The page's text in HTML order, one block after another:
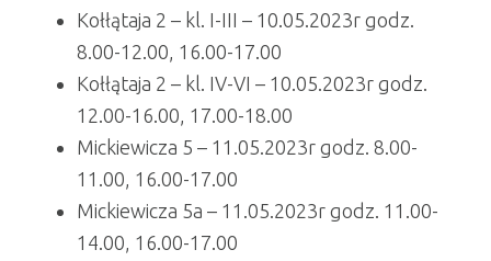
Kołłątaja 2 – kl. I-III – 10.05.2023r godz.
8.00-12.00, 16.00-17.00
Kołłątaja 2 – kl. IV-VI – 10.05.2023r godz.
12.00-16.00, 17.00-18.00
Mickiewicza 5 – 11.05.2023r godz. 8.00-
11.00, 16.00-17.00
Mickiewicza 5a – 11.05.2023r godz. 11.00-
14.00, 16.00-17.00